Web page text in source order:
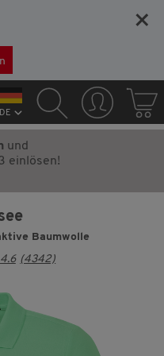
×
DE
und
einlösen!
Baumwolle
4.6 (4342)